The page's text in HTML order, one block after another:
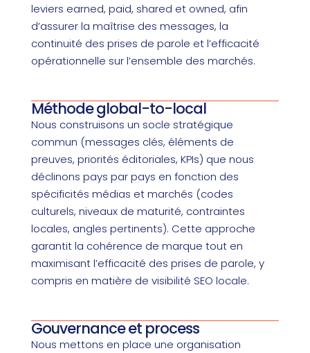
leviers earned, paid, shared et owned, afin
d’assurer la maîtrise des messages, la
continuité des prises de parole et l’efficacité
opérationnelle sur l’ensemble des marchés.
Méthode global-to-local
Nous construisons un socle stratégique
commun (messages clés, éléments de
preuves, priorités éditoriales, KPIs) que nous
déclinons pays par pays en fonction des
spécificités médias et marchés (codes
culturels, niveaux de maturité, contraintes
locales, angles pertinents). Cette approche
garantit la cohérence de marque tout en
maximisant l’efficacité des prises de parole, y
compris en matière de visibilité SEO locale.
Gouvernance et process
Nous mettons en place une organisation